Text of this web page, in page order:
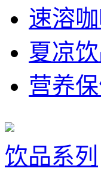
速溶
夏凉
营养
饮品系列